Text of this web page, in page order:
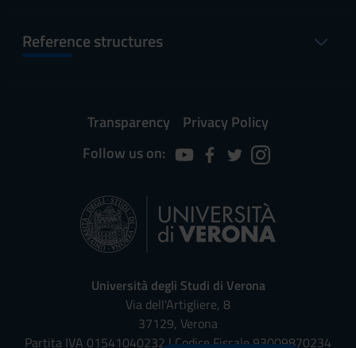
Reference structures
Transparency
Privacy Policy
Follow us on:
Università degli Studi di Verona
Via dell'Artigliere, 8
37129, Verona
Partita IVA 01541040232 | Codice Fiscale 93009870234